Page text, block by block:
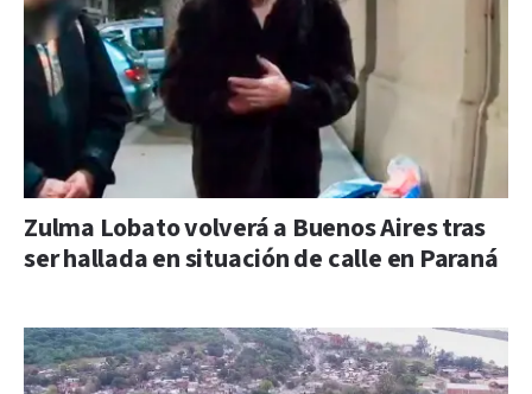
Zulma Lobato volverá a Buenos Aires tras
ser hallada en situación de calle en Paraná